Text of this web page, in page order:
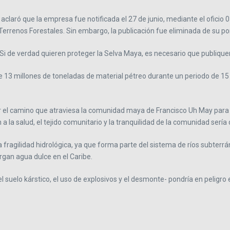
que la empresa fue notificada el 27 de junio, mediante el
Forestales. Sin embargo, la publicación fue eliminada de su
de verdad quieren proteger la Selva Maya, es necesario que
millones de toneladas de material pétreo durante un periodo de
camino que atraviesa la comunidad maya de Francisco Uh May
la salud, el tejido comunitario y la tranquilidad de la comunidad sería
hidrológica, ya que forma parte del sistema de ríos
agua dulce en el Caribe.
kárstico, el uso de explosivos y el desmonte- pondría en